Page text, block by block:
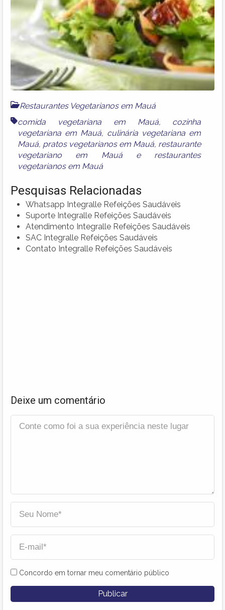
Restaurantes Vegetarianos em Mauá
comida vegetariana em Mauá, cozinha
vegetariana em Mauá, culinária vegetariana em
Mauá, pratos vegetarianos em Mauá, restaurante
vegetariano em Mauáe restaurantes
vegetarianos em Mauá
Pesquisas Relacionadas
Whatsapp Integralle Refeições Saudáveis
Suporte Integralle Refeições Saudáveis
Atendimento Integralle Refeições Saudáveis
SAC Integralle Refeições Saudáveis
Contato Integralle Refeições Saudáveis
Deixe um comentário
Concordo em tornar meu comentário público